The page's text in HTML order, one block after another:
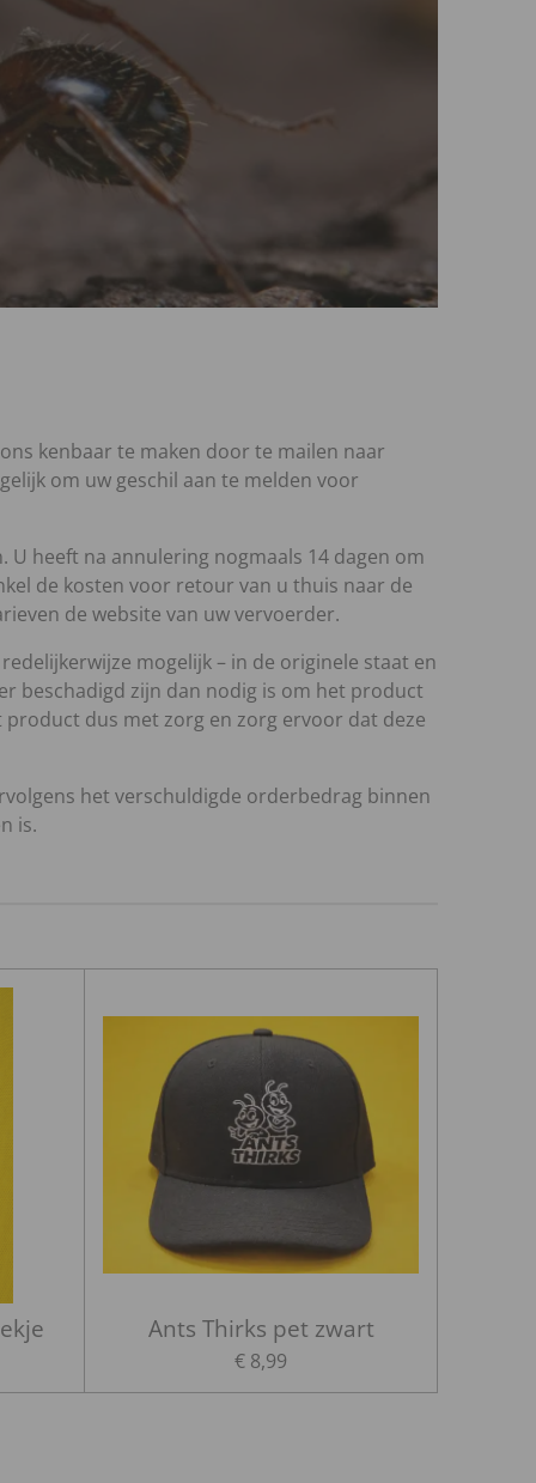
kenbaar te maken door te mailen naar
om uw geschil aan te melden voor
heeft na annulering nogmaals 14 dagen om
de kosten voor retour van u thuis naar de
de website van uw vervoerder.
mogelijk – in de originele staat en
beschadigd zijn dan nodig is om het product
dus met zorg en zorg ervoor dat deze
het verschuldigde orderbedrag binnen
is.
Ants Thirks pet zwart
€ 8,99